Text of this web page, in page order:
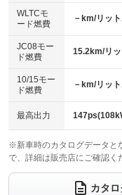
センターデフロック
：装備なし
電動格納ミラー
：装備あり
エアロ
：装備なし
：装備なし
パワーシート
ベンチシート
：装備なし
チップアップシート
：装備なし
：装備なし
ウォークスルー
：装備あり
電動リアゲート
WLTCモ
ード燃費
－km/リッ
JC08モー
ド燃費
15.2km/リ
10/15モー
ド燃費
－km/リッ
最高出力
※新車時のカタログデータと
で、詳細は販売店にご確認く
カタ